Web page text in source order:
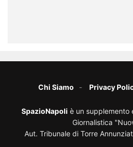
Chi Siamo Privacy
SpazioNapoli è un supplemento
Giornalistica
Aut. Tribunale di Torre